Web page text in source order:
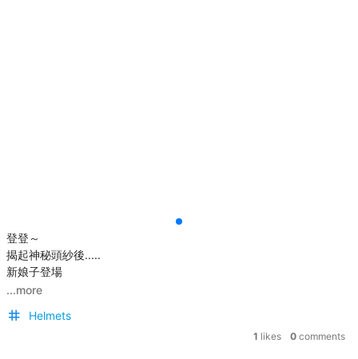
登登～
揭起神秘頭紗後.....
新娘子登場
...more
Helmets
1 likes 0 comments